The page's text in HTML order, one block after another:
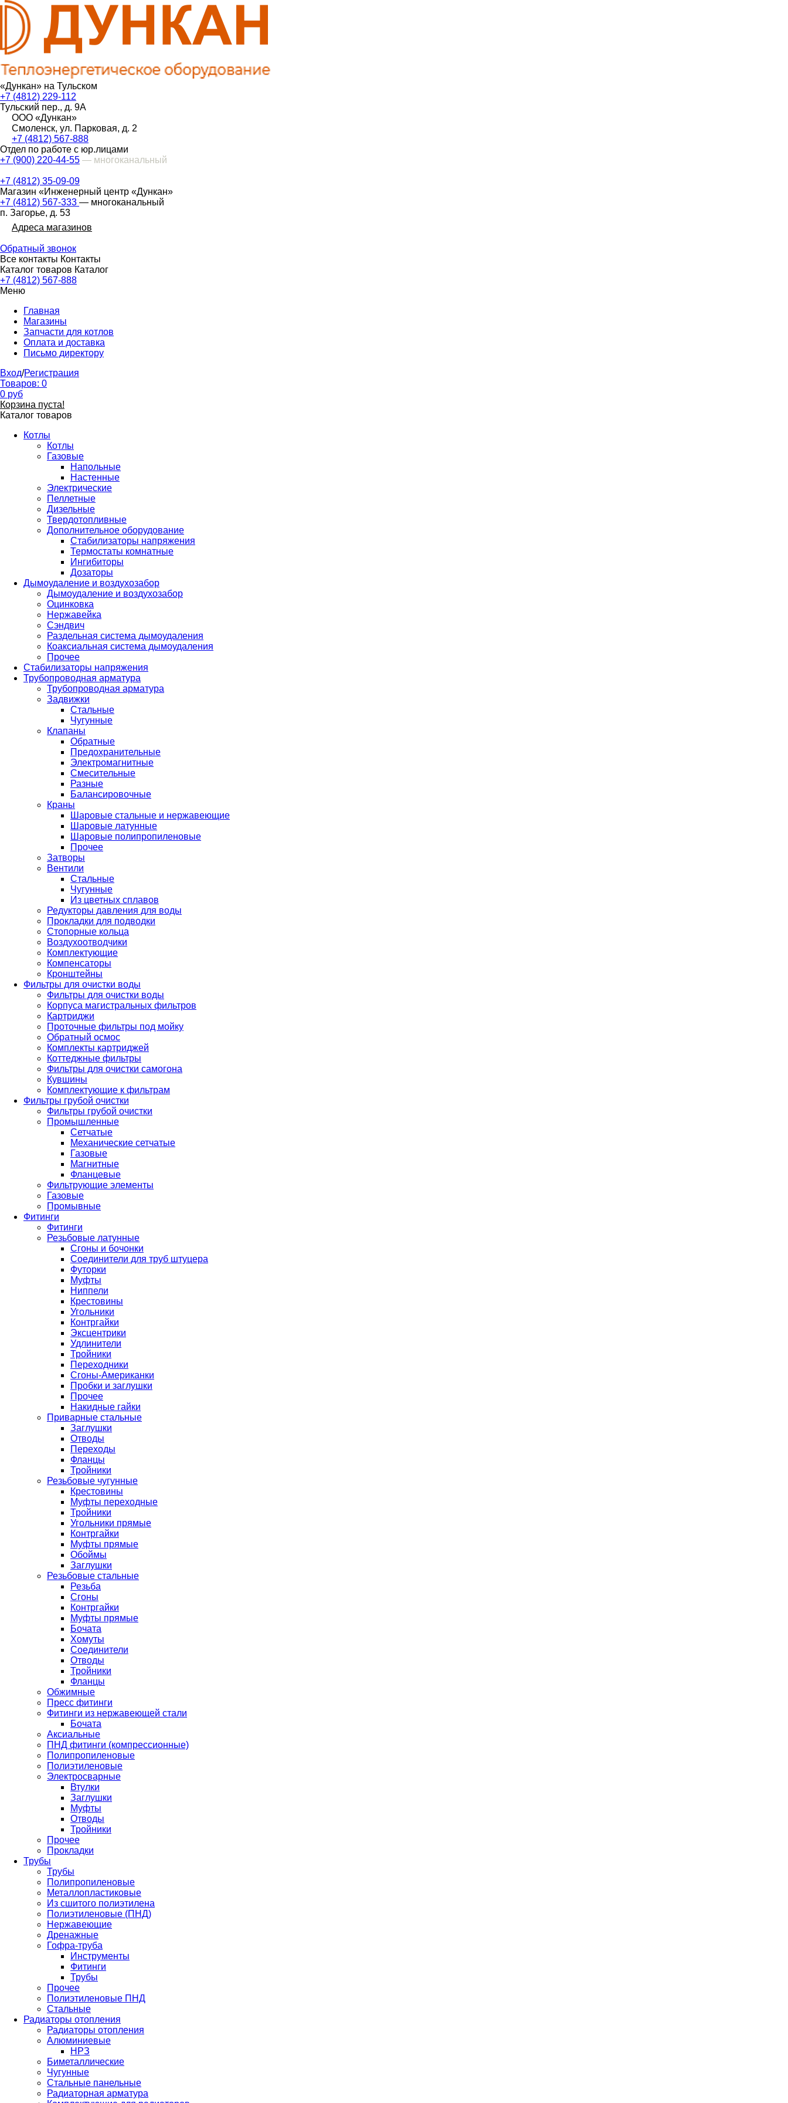
«Дункан» на Тульском
+7 (4812) 229-112
Тульский пер., д. 9А
ООО «Дункан»
Смоленск, ул. Парковая, д. 2
+7 (4812) 567-888
Отдел по работе с юр.лицами
+7 (900) 220-44-55 — многоканальный
+7 (4812) 35-09-09
Магазин «Инженерный центр «Дункан»
+7 (4812) 567-333 — многоканальный
п. Загорье, д. 53
Адреса магазинов
Обратный звонок
Все контакты Контакты
Каталог товаров Каталог
+7 (4812) 567-888
Меню
Главная
Магазины
Запчасти для котлов
Оплата и доставка
Письмо директору
Вход/Регистрация
Товаров: 0
0 руб
Корзина пуста!
Каталог товаров
Котлы
Котлы
Газовые
Напольные
Настенные
Электрические
Пеллетные
Дизельные
Твердотопливные
Дополнительное оборудование
Стабилизаторы напряжения
Термостаты комнатные
Ингибиторы
Дозаторы
Дымоудаление и воздухозабор
Дымоудаление и воздухозабор
Оцинковка
Нержавейка
Сэндвич
Раздельная система дымоудаления
Коаксиальная система дымоудаления
Прочее
Стабилизаторы напряжения
Трубопроводная арматура
Трубопроводная арматура
Задвижки
Стальные
Чугунные
Клапаны
Обратные
Предохранительные
Электромагнитные
Смесительные
Разные
Балансировочные
Краны
Шаровые стальные и нержавеющие
Шаровые латунные
Шаровые полипропиленовые
Прочее
Затворы
Вентили
Стальные
Чугунные
Из цветных сплавов
Редукторы давления для воды
Прокладки для подводки
Стопорные кольца
Воздухоотводчики
Комплектующие
Компенсаторы
Кронштейны
Фильтры для очистки воды
Фильтры для очистки воды
Корпуса магистральных фильтров
Картриджи
Проточные фильтры под мойку
Обратный осмос
Комплекты картриджей
Коттеджные фильтры
Фильтры для очистки самогона
Кувшины
Комплектующие к фильтрам
Фильтры грубой очистки
Фильтры грубой очистки
Промышленные
Сетчатые
Механические сетчатые
Газовые
Магнитные
Фланцевые
Фильтрующие элементы
Газовые
Промывные
Фитинги
Фитинги
Резьбовые латунные
Сгоны и бочонки
Соединители для труб штуцера
Футорки
Муфты
Ниппели
Крестовины
Угольники
Контргайки
Эксцентрики
Удлинители
Тройники
Переходники
Сгоны-Американки
Пробки и заглушки
Прочее
Накидные гайки
Приварные стальные
Заглушки
Отводы
Переходы
Фланцы
Тройники
Резьбовые чугунные
Крестовины
Муфты переходные
Тройники
Угольники прямые
Контргайки
Муфты прямые
Обоймы
Заглушки
Резьбовые стальные
Резьба
Сгоны
Контргайки
Муфты прямые
Бочата
Хомуты
Соединители
Отводы
Тройники
Фланцы
Обжимные
Пресс фитинги
Фитинги из нержавеющей стали
Бочата
Аксиальные
ПНД фитинги (компрессионные)
Полипропиленовые
Полиэтиленовые
Электросварные
Втулки
Заглушки
Муфты
Отводы
Тройники
Прочее
Прокладки
Трубы
Трубы
Полипропиленовые
Металлопластиковые
Из сшитого полиэтилена
Полиэтиленовые (ПНД)
Нержавеющие
Дренажные
Гофра-труба
Инструменты
Фитинги
Трубы
Прочее
Полиэтиленовые ПНД
Стальные
Радиаторы отопления
Радиаторы отопления
Алюминиевые
НРЗ
Биметаллические
Чугунные
Стальные панельные
Радиаторная арматура